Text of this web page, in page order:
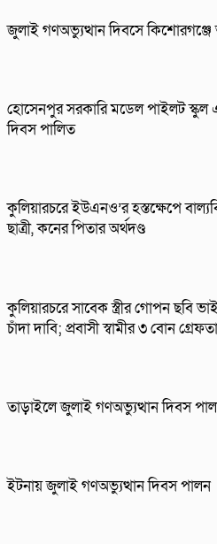
জুলাই গণঅভ্যুত্থান দিবসে
হোসেনপুর সরকারি মডেল পাইলট স্কুল
দিবস পালিত
কুলিয়ারচরে ইউএনও’র হস্তক্ষেপে
ছাত্রী, কনের পিতার অর্থদণ্ড
কুলিয়ারচরে সাবেক স্ত্রীর গোপন ছবি
চাঁদা দাবি; প্রবাসী স্বামীর ৩ বোন
তাড়াইলে জুলাই গণঅভ্যুত্থান দিবস
ইটনায় জুলাই গণঅভ্যুত্থান দিবস পালন